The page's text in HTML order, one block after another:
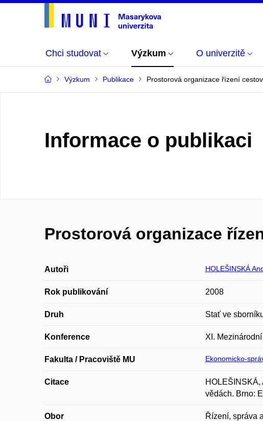
Chci studovat Výzkum O univerzitě
Výzkum Publikace Prostorová organizace řízení
Informace o publikaci
Prostorová organizace
Autoři HOLEŠINSKÁ
Rok publikování 2008
Druh Stať ve
Konference XI.
Fakulta / Pracoviště MU Ekonomicko-
Citace
vědách. Brno:
Obor Řízení, správa